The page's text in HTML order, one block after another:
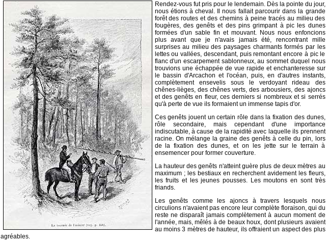
Rendez-vous fut pris pour le lendemain. Dès la pointe du jour,
nous étions à cheval. Il nous fallait parcourir dans la grande
forêt des routes et des chemins à peine tracés au milieu des
fougères, des genêts et des pins grimpant à pic les dunes
formées d'un sable fin et mouvant. Nous nous enfoncions
plus avant que je n'avais jamais été, rencontrant mille
surprises au milieu des paysages charmants formés par les
lettes ou vallées, descendant, puis remontant encore à pic le
flanc d'un escarpement sablonneux, au sommet duquel nous
trouvions une échappée de vue rapide et enchanteresse sur
le bassin d'Arcachon et l'océan, puis, en d'autres instants,
complètement ensevelis sous le verdoyant rideau des
chênes-lièges, des chênes verts, des arbousiers, des ajoncs
et des genêts en fleur, ces derniers si nombreux et si serrés
qu'à perte de vue ils formaient un immense tapis d'or.
Ces genêts jouent un certain rôle dans la fixation des dunes,
rôle secondaire, mais cependant d'une importance
indiscutable, à cause de la rapidité avec laquelle ils prennent
racine. On mélange la graine des genêts à celle du pin, lors
de la fixation des dunes, et on les jette sur le terrain à
ensemencer pour former couverture.
La hauteur des genêts n'atteint guère plus de deux mètres au
maximum ; les bestiaux en recherchent avidement les fleurs,
les fruits et les jeunes pousses. Les moutons en sont très
friands.
Les genêts comme les ajoncs à travers lesquels nous
circulions n'avaient pas encore leur complète floraison, qui du
reste ne disparaît jamais complètement à aucun moment de
l'année, mais, mêlés à de beaux houx, dont plusieurs avaient
au moins3 mètres de hauteur, ils offraient un aspect des plus
agréables.